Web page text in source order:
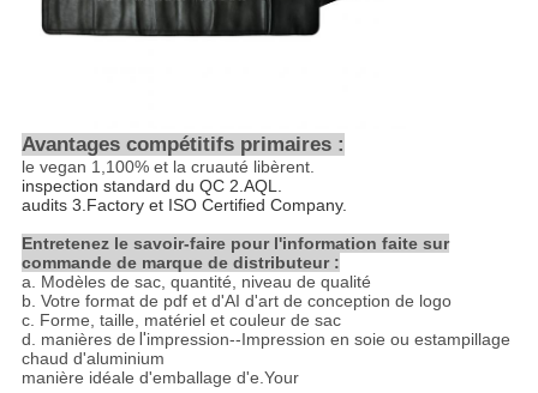
Avantages compétitifs primaires :
le vegan 1,100%et la cruauté libèrent.
inspection standard du QC 2.AQL.
audits 3.Factory et ISO Certified Company.
Entretenez le savoir-faire pour l'information faite sur
commande de marque de distributeur :
a. Modèles de sac, quantité, niveau de qualité
b. Votre format de pdf et d'AI d'art de conception de logo
c. Forme, taille, matériel et couleur de sac
d. manières de l'impression--Impression en soie ou estampillage
chaud d'aluminium
manière idéale d'emballage d'e.Your